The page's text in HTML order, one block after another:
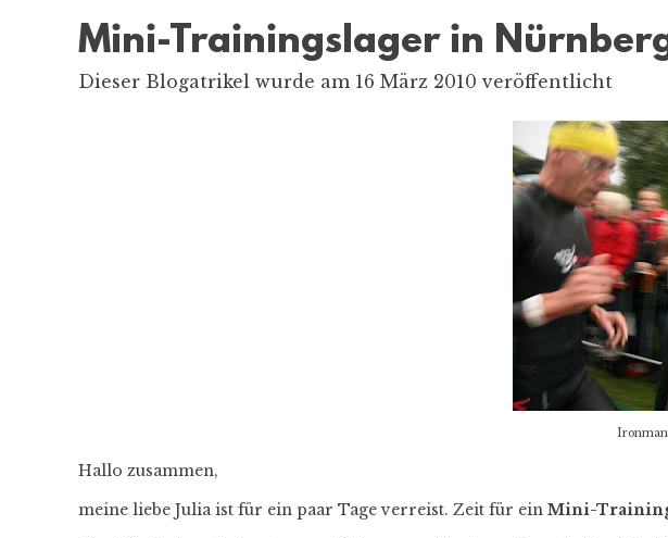
Mini-Trainingslager in
Dieser Blogatrikel wurde am 16 März 2010 veröffentlicht
Hallo zusammen,
meine liebe Julia ist für ein paar Tage verreist. Zeit für ein Mini-